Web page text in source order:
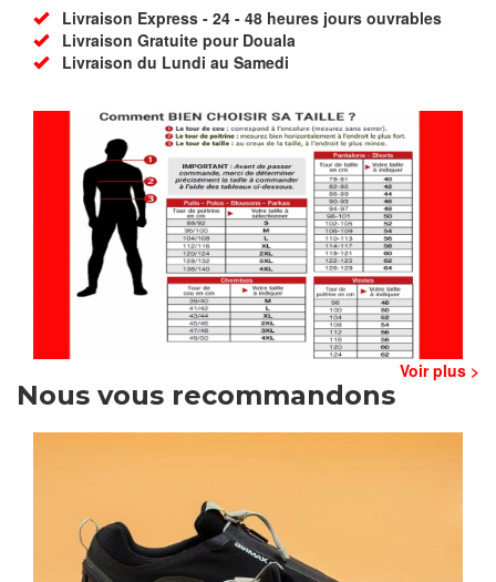
Livraison Express - 24 - 48 heures jours ouvrables
Livraison Gratuite pour Douala
Livraison du Lundi au Samedi
Voir plus >
Nous vous recommandons